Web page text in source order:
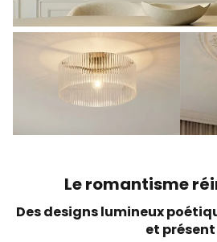
Le romantisme
Des designs lumineux
et présent